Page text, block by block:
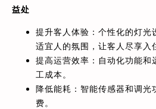
益处
提升客人体验：个性化的灯光
适宜人的氛围，让客人尽享入
提高运营效率：自动化功能和
工成本。
降低能耗：智能传感器和调光
费。